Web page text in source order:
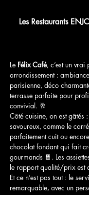
Les Restaurants
Le Félix Café, c’est un
arrondissement :
parisienne, déco
terrasse parfaite pour
convivial. 🥂
Côté cuisine, on est gâtés
savoureux, comme le
parfaitement cuit ou
chocolat fondant qui fait
gourmands 🍫. Les
le rapport qualité/prix est
Et ce n’est pas tout : le
remarquable, avec un
attentionné qui rend